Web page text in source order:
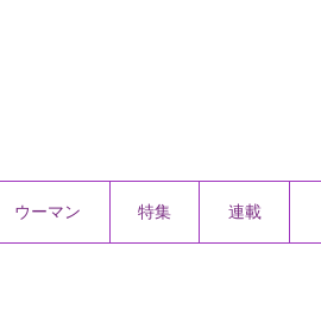
ウーマン 特集 連載